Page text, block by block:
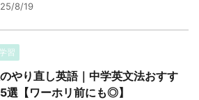
8/19
習
やり直し英語｜中学英文法おすす
選【ワーホリ前にも◎】